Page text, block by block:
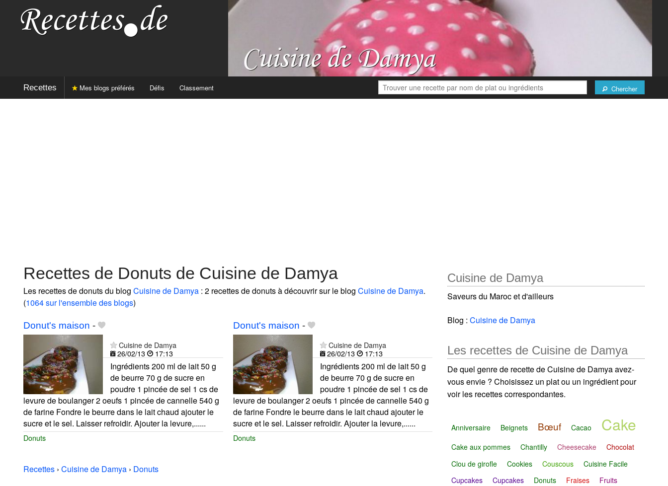
Recettes Chercher
Mes blogs préférés Défis Classement
Recettes de Donuts de Cuisine de Damya
Les recettes de donuts du blog Cuisine de Damya : 2 recettes de donuts à découvrir sur le blog Cuisine de Damya.
(1064 sur l'ensemble des blogs)
Donut's maison -
Cuisine de Damya
26/02/13
17:13
Ingrédients 200 ml de lait 50 g
de beurre 70 g de sucre en
poudre 1 pincée de sel 1 cs de
levure de boulanger 2 oeufs 1 pincée de cannelle 540 g
de farine Fondre le beurre dans le lait chaud ajouter le
sucre et le sel. Laisser refroidir. Ajouter la levure,......
Donuts
Donut's maison -
Cuisine de Damya
26/02/13
17:13
Ingrédients 200 ml de lait 50 g
de beurre 70 g de sucre en
poudre 1 pincée de sel 1 cs de
levure de boulanger 2 oeufs 1 pincée de cannelle 540 g
de farine Fondre le beurre dans le lait chaud ajouter le
sucre et le sel. Laisser refroidir. Ajouter la levure,......
Donuts
Recettes › Cuisine de Damya › Donuts
Cuisine de Damya
Saveurs du Maroc et d'ailleurs
Blog :Cuisine de Damya
Les recettes de Cuisine de Damya
De quel genre de recette de Cuisine de Damya avez-
vous envie ? Choisissez un plat ou un ingrédient pour
voir les recettes correspondantes.
Anniversaire Beignets Bœuf Cacao Cake
Cake aux pommes Chantilly Cheesecake
Chocolat
Clou de girofle
Cookies Couscous
Cuisine Facile
Cupcakes
Cupcakes Donuts Fraises Fruits